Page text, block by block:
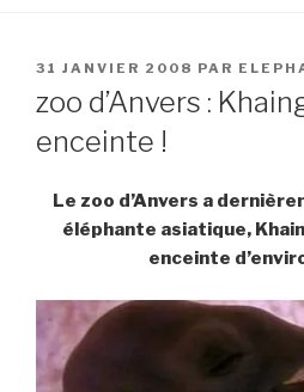
PUBLIÉ
31 JANVIER 2008 PAR
zoo d’Anvers :
enceinte !
Le zoo d’Anvers a
éléphante asiatique,
enceinte